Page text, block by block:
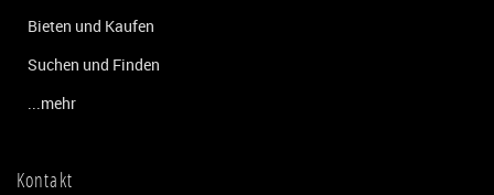
Bieten und Kaufen
Suchen und Finden
...mehr
Kontakt